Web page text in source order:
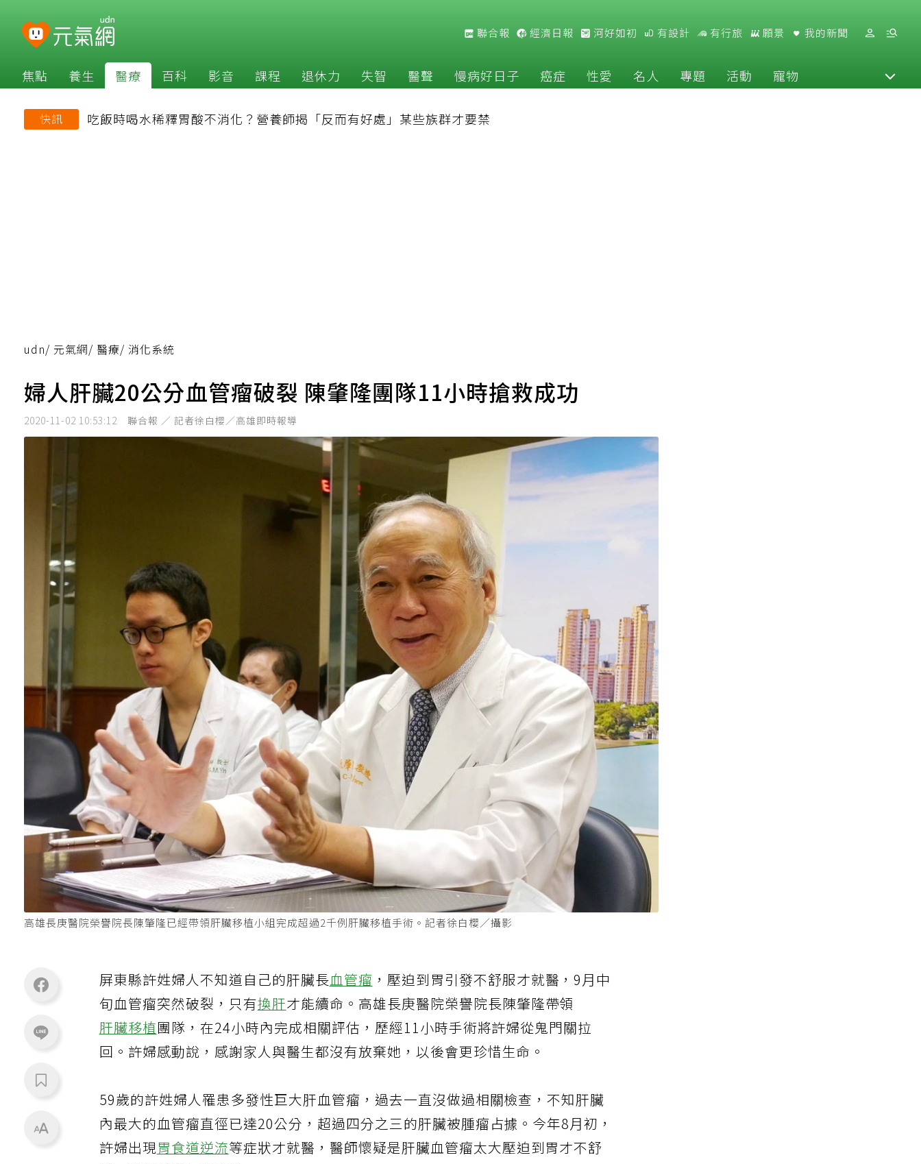
聯合報 經濟日報 河好如初 有設計 有行旅 願景 我的新聞
焦點 養生 醫療 百科 影音 課程 退休力 失智 醫聲 慢病好日子 癌症 性愛 名人 專題 活動 寵物
快訊 吃飯時喝水稀釋胃酸不消化？營養師揭「反而有好處」某些族群才要禁
udn/ 元氣網/ 醫療/ 消化系統
婦人肝臟20公分血管瘤破裂 陳肇隆團隊11小時搶救成功
2020-11-02 10:53:12 聯合報 ／ 記者徐白櫻／高雄即時報導
高雄長庚醫院榮譽院長陳肇隆已經帶領肝臟移植小組完成超過2千例肝臟移植手術。記者徐白櫻／攝影
屏東縣許姓婦人不知道自己的肝臟長血管瘤 ，壓迫到胃引發不舒服才就醫，9月中
旬血管瘤突然破裂，只有換肝才能續命。高雄長庚醫院榮譽院長陳肇隆帶領
肝臟移植團隊，在24小時內完成相關評估，歷經11小時手術將許婦從鬼門關拉
回。許婦感動說，感謝家人與醫生都沒有放棄她，以後會更珍惜生命。
59歲的許姓婦人罹患多發性巨大肝血管瘤，過去一直沒做過相關檢查，不知肝臟
內最大的血管瘤直徑已達20公分，超過四分之三的肝臟被腫瘤占據。今年8月初，
許婦出現胃食道逆流等症狀才就醫，醫師懷疑是肝臟血管瘤太大壓迫到胃才不舒